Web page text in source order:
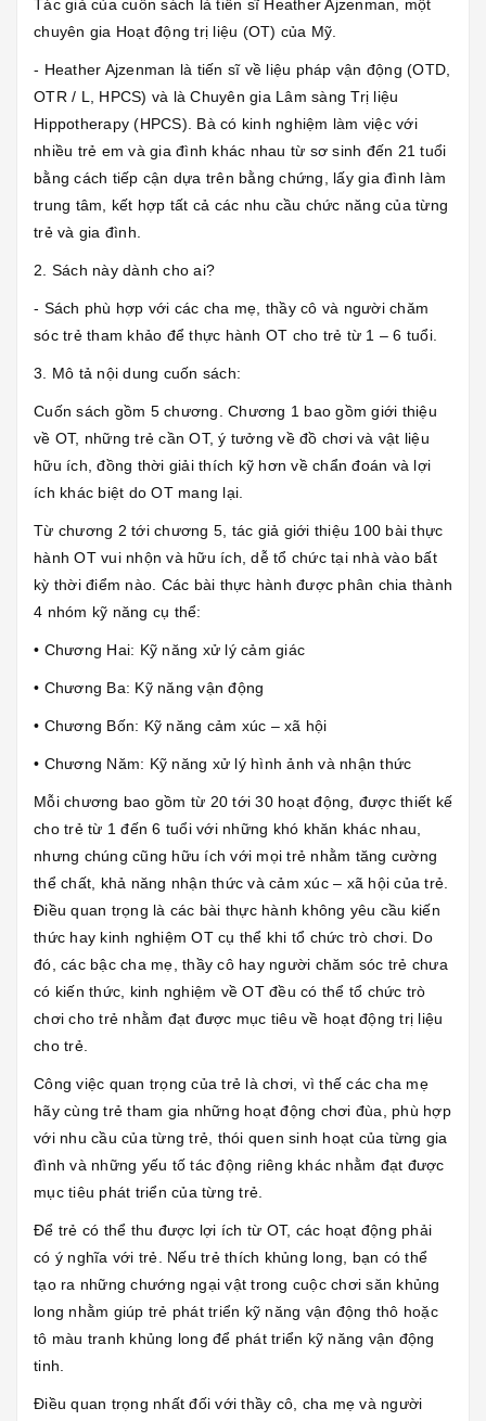
Tác giả của cuốn sách là tiến sĩ Heather Ajzenman, một
chuyên gia Hoạt động trị liệu (OT) của Mỹ.
- Heather Ajzenman là tiến sĩ về liệu pháp vận động (OTD,
OTR / L, HPCS) và là Chuyên gia Lâm sàng Trị liệu
Hippotherapy (HPCS). Bà có kinh nghiệm làm việc với
nhiều trẻ em và gia đình khác nhau từ sơ sinh đến 21 tuổi
bằng cách tiếp cận dựa trên bằng chứng, lấy gia đình làm
trung tâm, kết hợp tất cả các nhu cầu chức năng của từng
trẻ và gia đình.
2. Sách này dành cho ai?
- Sách phù hợp với các cha mẹ, thầy cô và người chăm
sóc trẻ tham khảo để thực hành OT cho trẻ từ 1 – 6 tuổi.
3. Mô tả nội dung cuốn sách:
Cuốn sách gồm 5 chương. Chương 1 bao gồm giới thiệu
về OT, những trẻ cần OT, ý tưởng về đồ chơi và vật liệu
hữu ích, đồng thời giải thích kỹ hơn về chẩn đoán và lợi
ích khác biệt do OT mang lại.
Từ chương 2 tới chương 5, tác giả giới thiệu 100 bài thực
hành OT vui nhộn và hữu ích, dễ tổ chức tại nhà vào bất
kỳ thời điểm nào. Các bài thực hành được phân chia thành
4 nhóm kỹ năng cụ thể:
• Chương Hai: Kỹ năng xử lý cảm giác
• Chương Ba: Kỹ năng vận động
• Chương Bốn: Kỹ năng cảm xúc – xã hội
• Chương Năm: Kỹ năng xử lý hình ảnh và nhận thức
Mỗi chương bao gồm từ 20 tới 30 hoạt động, được thiết kế
cho trẻ từ 1 đến 6 tuổi với những khó khăn khác nhau,
nhưng chúng cũng hữu ích với mọi trẻ nhằm tăng cường
thể chất, khả năng nhận thức và cảm xúc – xã hội của trẻ.
Điều quan trọng là các bài thực hành không yêu cầu kiến
thức hay kinh nghiệm OT cụ thể khi tổ chức trò chơi. Do
đó, các bậc cha mẹ, thầy cô hay người chăm sóc trẻ chưa
có kiến thức, kinh nghiệm về OT đều có thể tổ chức trò
chơi cho trẻ nhằm đạt được mục tiêu về hoạt động trị liệu
cho trẻ.
Công việc quan trọng của trẻ là chơi, vì thế các cha mẹ
hãy cùng trẻ tham gia những hoạt động chơi đùa, phù hợp
với nhu cầu của từng trẻ, thói quen sinh hoạt của từng gia
đình và những yếu tố tác động riêng khác nhằm đạt được
mục tiêu phát triển của từng trẻ.
Để trẻ có thể thu được lợi ích từ OT, các hoạt động phải
có ý nghĩa với trẻ. Nếu trẻ thích khủng long, bạn có thể
tạo ra những chướng ngại vật trong cuộc chơi săn khủng
long nhằm giúp trẻ phát triển kỹ năng vận động thô hoặc
tô màu tranh khủng long để phát triển kỹ năng vận động
tinh.
Điều quan trọng nhất đối với thầy cô, cha mẹ và người